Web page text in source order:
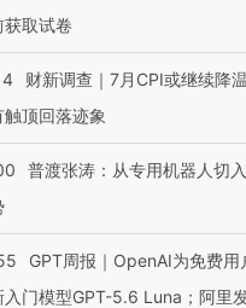
获取试卷
财新调查｜7月CPI或继续降
触顶回落迹象
普渡张涛：从专用机器人切
GPT周报｜OpenAI为免费用
入门模型GPT-5.6 Luna；阿里